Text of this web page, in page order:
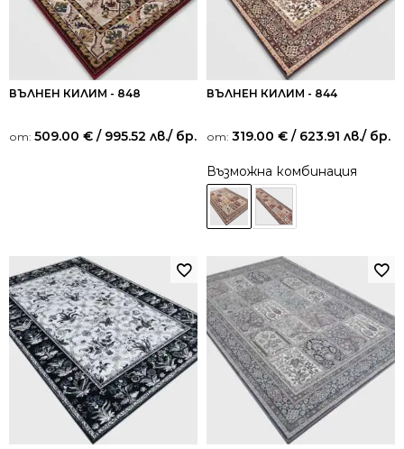
ВЪЛНЕН КИЛИМ - 848
от: 509.00 € / 995.52 лв./ бр.
ВЪЛНЕН КИЛИМ - 844
от: 319.00 € / 623.91 лв./ бр.
Възможна комбинация